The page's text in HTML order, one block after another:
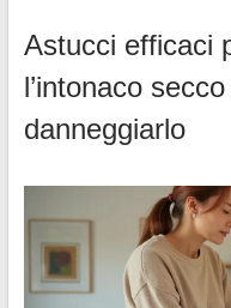
Astucci efficaci
l’intonaco
danneggiarlo